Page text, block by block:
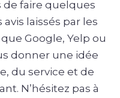
faire quelques
laissés par les
Google, Yelp ou
donner une idée
du service et de
N’hésitez pas à